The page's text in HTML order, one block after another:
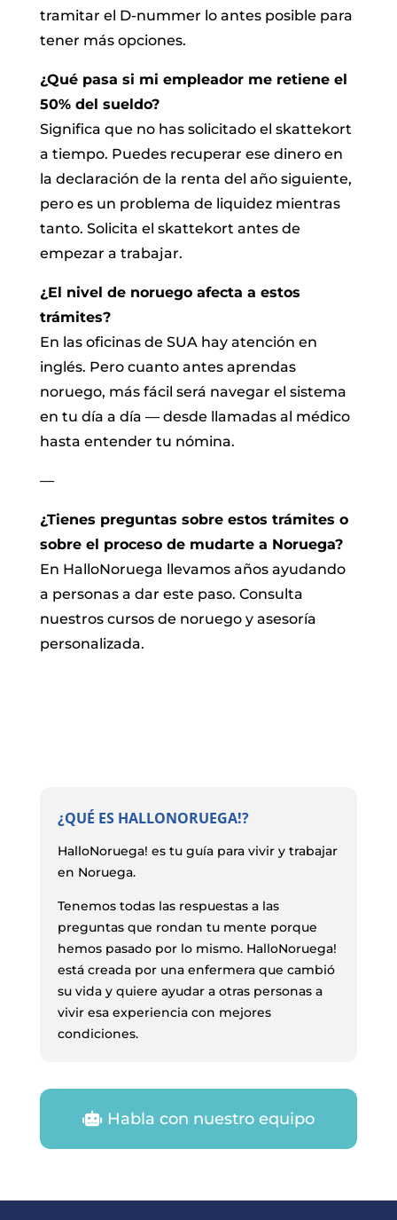
tramitar el D-nummer lo antes posible para
tener más opciones.
¿Qué pasa si mi empleador me retiene el
50% del sueldo?
Significa que no has solicitado el skattekort
a tiempo. Puedes recuperar ese dinero en
la declaración de la renta del año siguiente,
pero es un problema de liquidez mientras
tanto. Solicita el skattekort antes de
empezar a trabajar.
¿El nivel de noruego afecta a estos
trámites?
En las oficinas de SUA hay atención en
inglés. Pero cuanto antes aprendas
noruego, más fácil será navegar el sistema
en tu día a día — desde llamadas al médico
hasta entender tu nómina.
—
¿Tienes preguntas sobre estos trámites o
sobre el proceso de mudarte a Noruega?
En HalloNoruega llevamos años ayudando
a personas a dar este paso. Consulta
nuestros cursos de noruego y asesoría
personalizada.
¿QUÉ ES HALLONORUEGA!?
HalloNoruega! es tu guía para vivir y trabajar
en Noruega.
Tenemos todas las respuestas a las
preguntas que rondan tu mente porque
hemos pasado por lo mismo. HalloNoruega!
está creada por una enfermera que cambió
su vida y quiere ayudar a otras personas a
vivir esa experiencia con mejores
condiciones.
Habla con nuestro equipo